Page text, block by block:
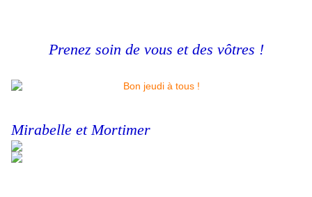
Prenez soin de vous et des vôtres !
Mirabelle et Mortimer